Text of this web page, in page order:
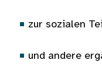
zur sozialen
und andere